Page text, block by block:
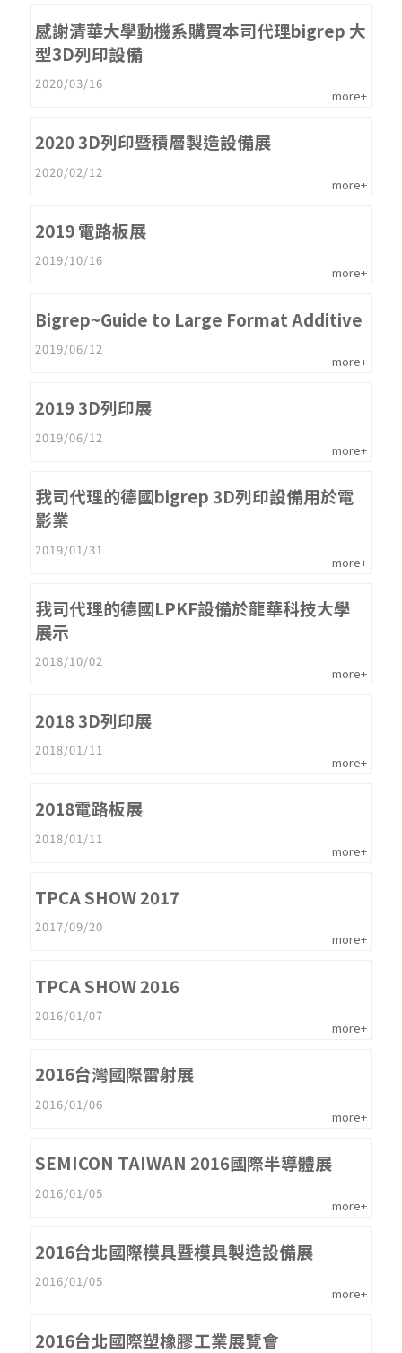
感謝清華大學動機系購買本司代理bigrep 大
型3D列印設備
2020/03/16
more+
2020 3D列印暨積層製造設備展
2020/02/12
more+
2019 電路板展
2019/10/16
more+
Bigrep~Guide to Large Format Additive
2019/06/12
more+
2019 3D列印展
2019/06/12
more+
我司代理的德國bigrep 3D列印設備用於電
影業
2019/01/31
more+
我司代理的德國LPKF設備於龍華科技大學
展示
2018/10/02
more+
2018 3D列印展
2018/01/11
more+
2018電路板展
2018/01/11
more+
TPCA SHOW 2017
2017/09/20
more+
TPCA SHOW 2016
2016/01/07
more+
2016台灣國際雷射展
2016/01/06
more+
SEMICON TAIWAN 2016國際半導體展
2016/01/05
more+
2016台北國際模具暨模具製造設備展
2016/01/05
more+
2016台北國際塑橡膠工業展覽會